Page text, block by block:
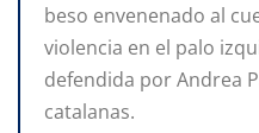
beso envenenado al
violencia en el palo
defendida por Andrea
catalanas.